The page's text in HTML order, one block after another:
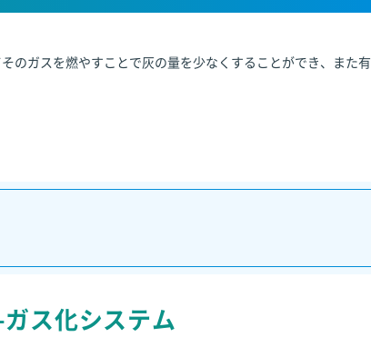
のガスを燃やすことで灰の量を少なくすることができ、また有
ガス化システム